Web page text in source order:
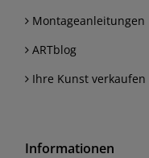
Montageanleitungen
ARTblog
Ihre Kunst verkaufen
Informationen